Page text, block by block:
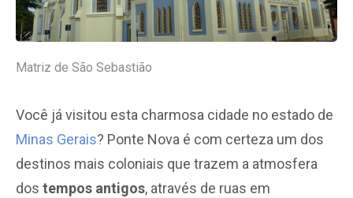
Matriz de São Sebastião
Você já visitou esta charmosa cidade no estado de
Minas Gerais? Ponte Nova é com certeza um dos
destinos mais coloniais que trazem a atmosfera
dos tempos antigos, através de ruas em